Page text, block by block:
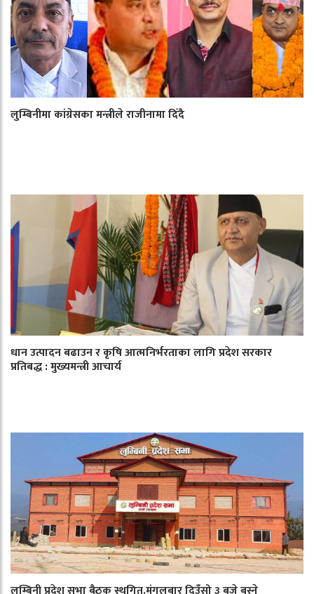
लुम्बिनीमा कांग्रेसका मन्त्रीले राजीनामा दिँदै
धान उत्पादन बढाउन र कृषि आत्मनिर्भरताका लागि प्रदेश सरकार
प्रतिबद्ध : मुख्यमन्त्री आचार्य